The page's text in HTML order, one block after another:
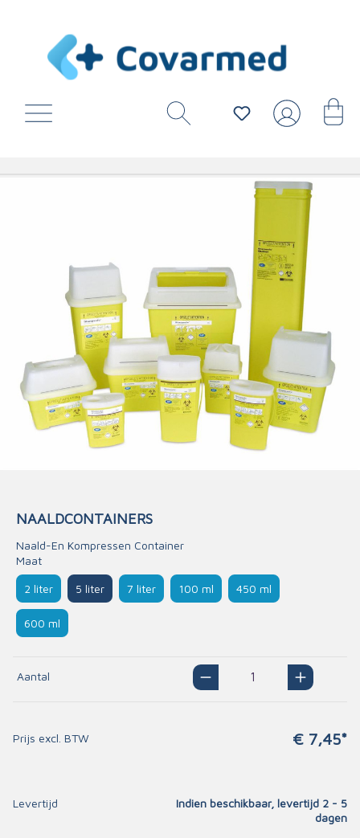
NAALDCONTAINERS
Naald-En Kompressen Container
Maat
2 liter 5 liter 7 liter 100 ml 450 ml
600 ml
Aantal
Prijs excl. BTW € 7,45*
Levertijd
Indien beschikbaar, levertijd 2 - 5
dagen